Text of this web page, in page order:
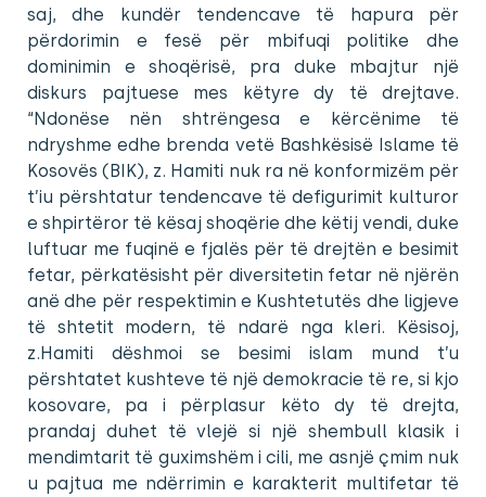
saj, dhe kundër tendencave të hapura për
përdorimin e fesë për mbifuqi politike dhe
dominimin e shoqërisë, pra duke mbajtur një
diskurs pajtuese mes këtyre dy të drejtave.
“Ndonëse nën shtrëngesa e kërcënime të
ndryshme edhe brenda vetë Bashkësisë Islame të
Kosovës (BIK), z. Hamiti nuk ra në konformizëm për
t’iu përshtatur tendencave të defigurimit kulturor
e shpirtëror të kësaj shoqërie dhe këtij vendi, duke
luftuar me fuqinë e fjalës për të drejtën e besimit
fetar, përkatësisht për diversitetin fetar në njërën
anë dhe për respektimin e Kushtetutës dhe ligjeve
të shtetit modern, të ndarë nga kleri. Kësisoj,
z.Hamiti dëshmoi se besimi islam mund t’u
përshtatet kushteve të një demokracie të re, si kjo
kosovare, pa i përplasur këto dy të drejta,
prandaj duhet të vlejë si një shembull klasik i
mendimtarit të guximshëm i cili, me asnjë çmim nuk
u pajtua me ndërrimin e karakterit multifetar të